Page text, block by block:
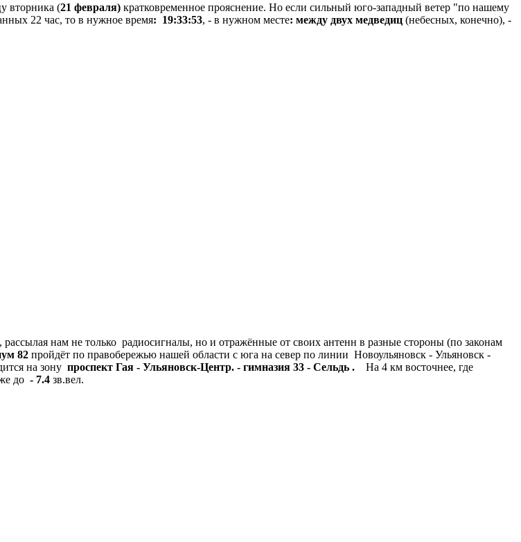
вторника (21 февраля) кратковременное прояснение. Но если сильный юго-западный ветер "по нашему
22 час, то в нужное время: 19:33:53, - в нужном месте: между двух медведиц (небесных, конечно), -
нам не только радиосигналы, но и отражённые от своих антенн в разные стороны (по законам
82 пройдёт по правобережью нашей области с юга на север по линии Новоульяновск - Ульяновск -
на зону проспект Гая - Ульяновск-Центр. - гимназия 33 - Сельдь . На 4 км восточнее, где
до - 7.4 зв.вел.